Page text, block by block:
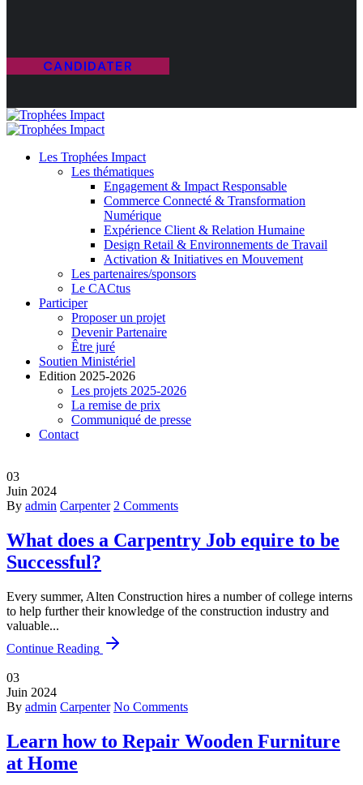
CANDIDATER
Les Trophées Impact
Les thématiques
Engagement & Impact Responsable
Commerce Connecté & Transformation
Numérique
Expérience Client & Relation Humaine
Design Retail & Environnements de Travail
Activation & Initiatives en Mouvement
Les partenaires/sponsors
Le CACtus
Participer
Proposer un projet
Devenir Partenaire
Être juré
Soutien Ministériel
Edition 2025-2026
Les projets 2025-2026
La remise de prix
Communiqué de presse
Contact
03
Juin 2024
By admin Carpenter 2 Comments
What does a Carpentry Job equire to be
Successful?
Every summer, Alten Construction hires a number of college interns
to help further their knowledge of the construction industry and
valuable...
Continue Reading
03
Juin 2024
By admin Carpenter No Comments
Learn how to Repair Wooden Furniture
at Home